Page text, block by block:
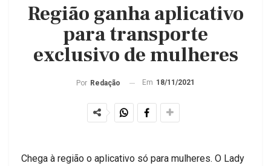
Região ganha aplicativo
para transporte
exclusivo de mulheres
Por Redação Em 18/11/2021
Chega à região o aplicativo só para mulheres. O Lady